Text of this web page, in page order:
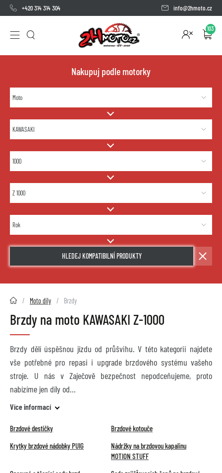
+420 314 314 304 info@2hmoto.cz
103
Nakupuj podle motorky
HLEDEJ KOMPATIBILNÍ PRODUKTY
2HMOTO.cz Moto díly Brzdy
Brzdy na moto KAWASAKI Z-1000
Brzdy dělí úspěšnou jízdu od průšvihu. V této kategorii najdete
vše potřebné pro repasi i upgrade brzdového systému vašeho
stroje. U nás v Zaječově bezpečnost nepodceňujeme, proto
nabízíme jen díly od
Více informací
Brzdové destičky
Brzdové kotouče
Krytky brzdové nádobky PUIG
Nádržky na brzdovou kapalinu
MOTION STUFF